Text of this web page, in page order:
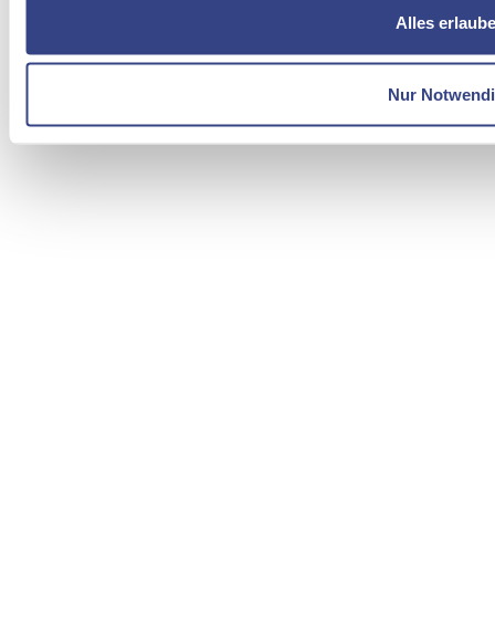
Alles
Nur